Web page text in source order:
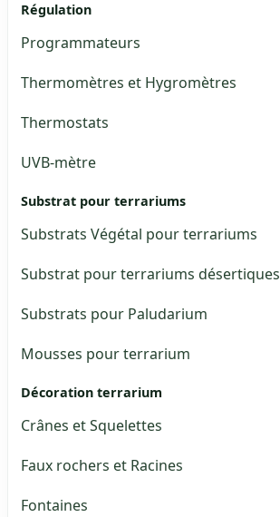
Régulation
Programmateurs
Thermomètres et Hygromètres
Thermostats
UVB-mètre
Substrat pour terrariums
Substrats Végétal pour terrariums
Substrat pour terrariums désertiques
Substrats pour Paludarium
Mousses pour terrarium
Décoration terrarium
Crânes et Squelettes
Faux rochers et Racines
Fontaines